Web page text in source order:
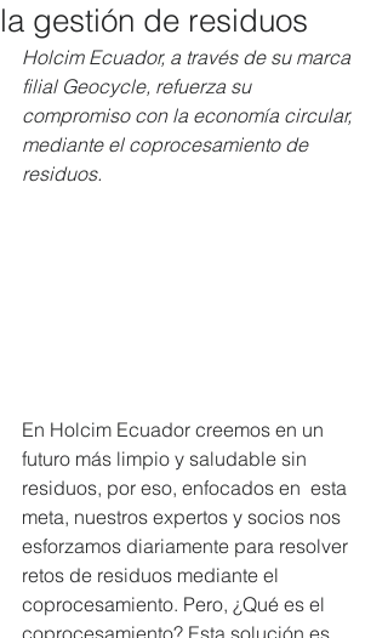
la gestión de residuos
Holcim Ecuador, a través de su marca
filial Geocycle, refuerza su
compromiso con la economía circular,
mediante el coprocesamiento de
residuos.
En Holcim Ecuador creemos en un
futuro más limpio y saludable sin
residuos, por eso, enfocados en  esta
meta, nuestros expertos y socios nos
esforzamos diariamente para resolver
retos de residuos mediante el
coprocesamiento. Pero, ¿Qué es el